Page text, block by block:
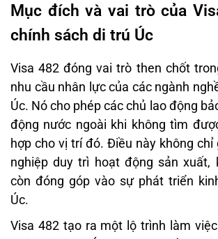
Mục đích và vai trò của
chính sách di trú Úc
Visa 482 đóng vai trò then chốt
nhu cầu nhân lực của các ngành
Úc. Nó cho phép các chủ lao động
động nước ngoài khi không tìm
hợp cho vị trí đó. Điều này không chỉ
nghiệp duy trì hoạt động sản xuất,
còn đóng góp vào sự phát triển
Úc.
Visa 482 tạo ra một lộ trình làm